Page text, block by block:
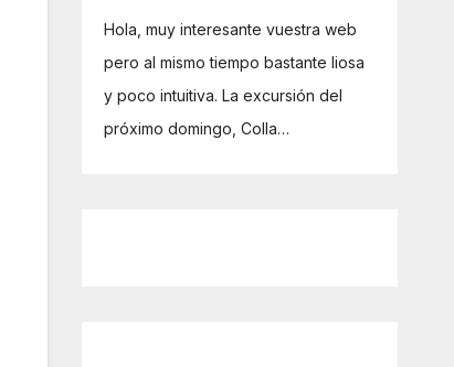
Hola, muy interesante vuestra web
pero al mismo tiempo bastante liosa
y poco intuitiva. La excursión del
próximo domingo, Colla…